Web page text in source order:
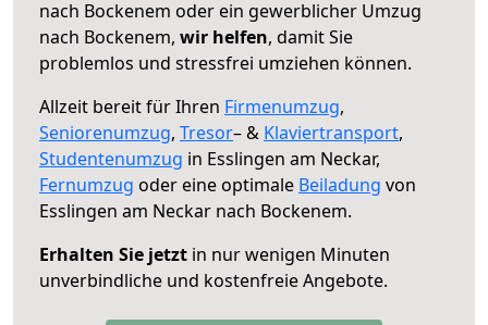
nach Bockenem oder ein gewerblicher Umzug
nach Bockenem, wir helfen, damit Sie
problemlos und stressfrei umziehen können.
Allzeit bereit für Ihren Firmenumzug,
Seniorenumzug, Tresor– & Klaviertransport,
Studentenumzug in Esslingen am Neckar,
Fernumzug oder eine optimale Beiladung von
Esslingen am Neckar nach Bockenem.
Erhalten Sie jetzt in nur wenigen Minuten
unverbindliche und kostenfreie Angebote.